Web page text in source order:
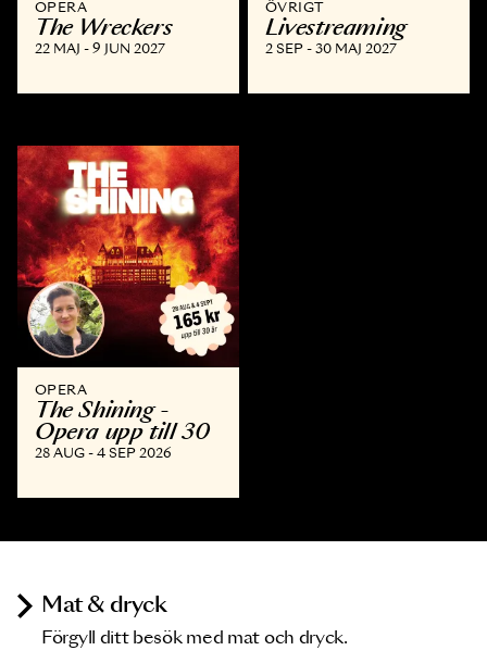
OPERA
The Wreckers
22 MAJ - 9 JUN 2027
ÖVRIGT
Livestreaming
2 SEP - 30 MAJ 2027
OPERA
The Shining -
Opera upp till 30
28 AUG - 4 SEP 2026
Mat & dryck
Förgyll ditt besök med mat och dryck.